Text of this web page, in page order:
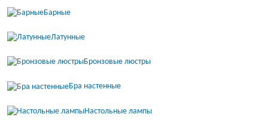
Барные
Латунные
Бронзовые люстры
Бра настенные
Настольные лампы